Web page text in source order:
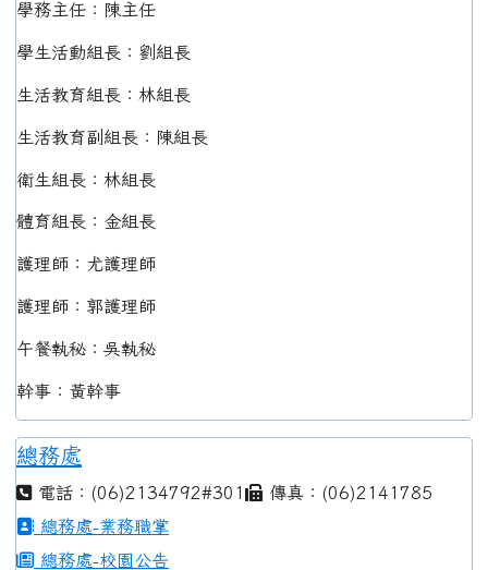
學務主任：陳主任
學生活動組長：劉組長
生活教育組長：林組長
生活教育副組長：陳組長
衛生組長：林組長
體育組長：金組長
護理師：尤護理師
護理師：郭護理師
午餐執秘：吳執秘
幹事：黃幹事
總務處
電話：(06)2134792#301
傳真：(06)2141785
總務處-業務職掌
總務處-校園公告